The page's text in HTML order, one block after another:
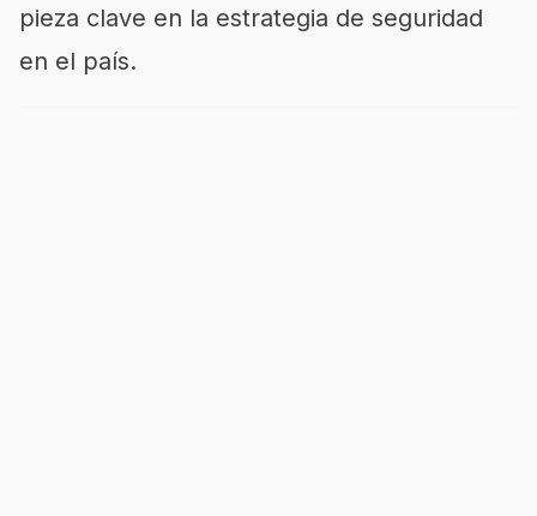
pieza clave en la estrategia de seguridad
en el país.